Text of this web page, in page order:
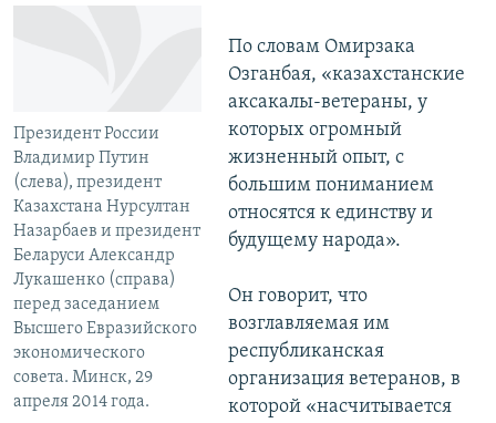
Президент России
Владимир Путин
(слева), президент
Казахстана Нурсултан
Назарбаев и президент
Беларуси Александр
Лукашенко (справа)
перед заседанием
Высшего Евразийского
экономического
совета. Минск, 29
апреля 2014 года.
По словам Омирзака
Озганбая, «казахстанские
аксакалы-ветераны, у
которых огромный
жизненный опыт, с
большим пониманием
относятся к единству и
будущему народа».
Он говорит, что
возглавляемая им
республиканская
организация ветеранов, в
которой «насчитывается